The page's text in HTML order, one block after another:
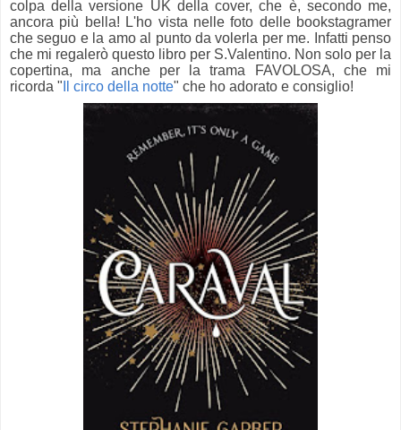
colpa della versione UK della cover, che è, secondo me,
ancora più bella! L'ho vista nelle foto delle bookstagramer
che seguo e la amo al punto da volerla per me. Infatti penso
che mi regalerò questo libro per S.Valentino. Non solo per la
copertina, ma anche per la trama FAVOLOSA, che mi
ricorda " Il circo della notte" che ho adorato e consiglio!